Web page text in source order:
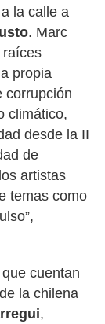
la calle a
. Marc
raíces
propia
corrupción
climático,
desde la II
de
artistas
temas como
cuentan
la chilena
,